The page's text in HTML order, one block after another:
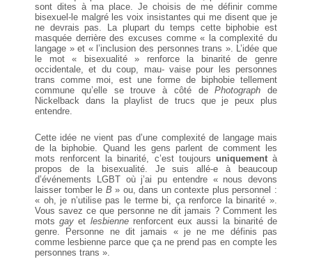
sont dites àma place. Je choisis de me définir comme
bisexuel-le malgré les voix insistantes qui me disent que je
ne devrais pas. La plupart du temps cette biphobie est
masquée derrière des excuses comme « la complexité du
langage » et « l’inclusion des personnes trans ». L’idée que
le mot« bisexualité » renforce la binarité de genre
occidentale, et du coup, mau‐vaise pour les personnes
trans comme moi, est une forme de biphobie tellement
commune qu’elle se trouve à côté dePhotograph de
Nickelback dans la playlist de trucs que je peux plus
entendre.
Cette idée ne vient pas d’une complexité de langage mais
de la biphobie. Quand les gens parlent de comment les
mots renforcent la binarité, c’est toujours uniquementà
propos de la bisexualité. Je suis allé-e àbeaucoup
d’événements LGBT où j’ai pu entendre « nous devons
laisser tomber le B» ou, dans un contexte plus personnel :
« oh, je n’utilisepas le terme bi, ça renforce la binarité ».
Vous savez ce que personne ne dit jamais ? Comment les
motsgay et lesbiennerenforcent eux aussi labinarité de
genre. Personne ne dit jamais « je ne me définis pas
comme lesbienne parce que ça ne prend pas en compte les
personnes trans ».